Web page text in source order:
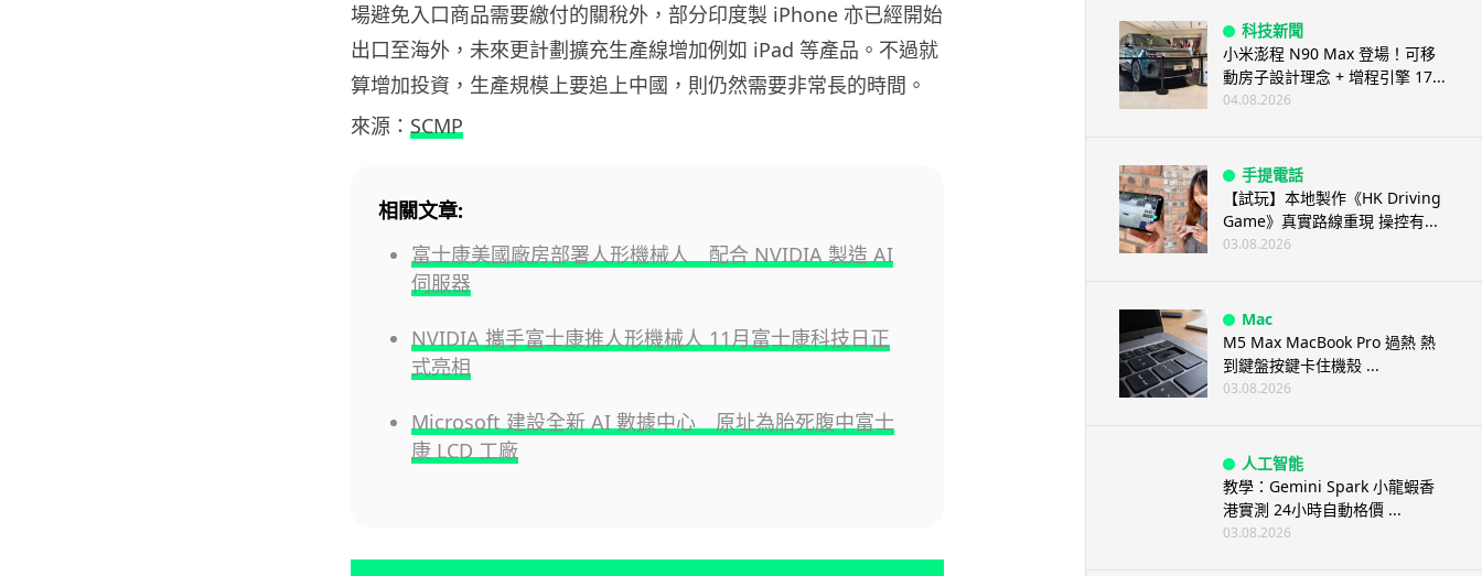
場避免入口商品需要繳付的關稅外，部分印度製 iPhone 亦已經開始
出口至海外，未來更計劃擴充生產線增加例如 iPad 等產品。不過就
算增加投資，生產規模上要追上中國，則仍然需要非常長的時間。
來源： SCMP
相關文章:
富士康美國廠房部署人形機械人 配合 NVIDIA 製造 AI
伺服器
NVIDIA 攜手富士康推人形機械人 11月富士康科技日正
式亮相
Microsoft 建設全新 AI 數據中心 原址為胎死腹中富士
康 LCD 工廠
科技新聞
小米澎程 N90 Max 登場！可移
動房子設計理念 + 增程引擎 17...
04.08.2026
手提電話
【試玩】本地製作《HK Driving
Game》真實路線重現 操控有...
03.08.2026
Mac
M5 Max MacBook Pro 過熱 熱
到鍵盤按鍵卡住機殼 ...
03.08.2026
人工智能
教學：Gemini Spark 小龍蝦香
港實測 24小時自動格價 ...
03.08.2026